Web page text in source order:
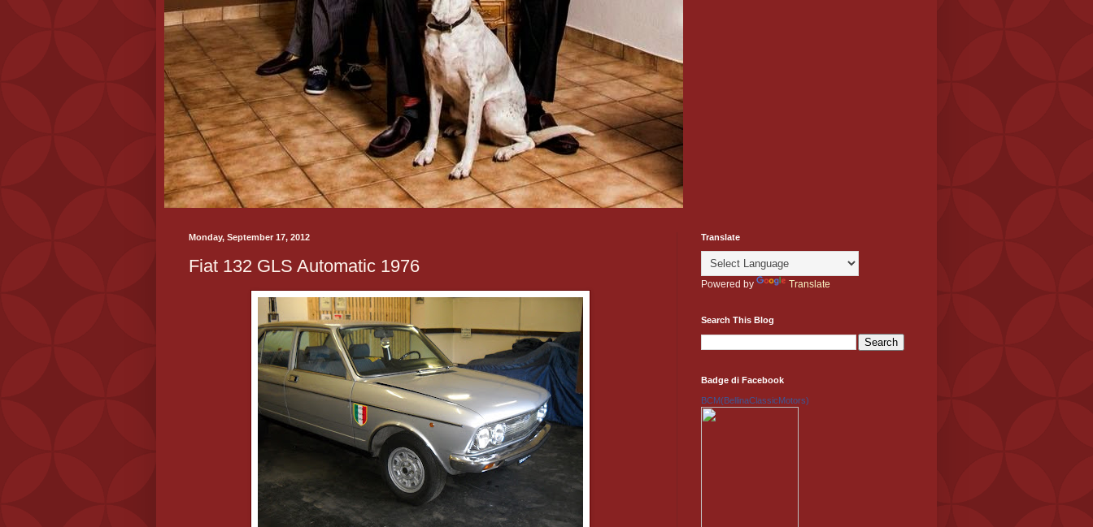
Monday, September 17, 2012
Fiat 132 GLS Automatic 1976
Translate
Powered by Translate
Search This Blog
Badge di Facebook
BCM(BellinaClassicMotors)